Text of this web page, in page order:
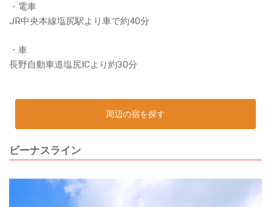
・電車
JR中央本線塩尻駅より車で約40分
・車
長野自動車道塩尻ICより約30分
周辺の宿を探す
ビーナスライン